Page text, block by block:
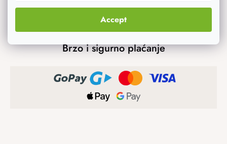
Accept
Brzo i sigurno plaćanje